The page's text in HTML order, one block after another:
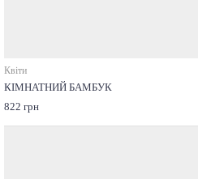
Квіти
КІМНАТНИЙ БАМБУК
822 грн